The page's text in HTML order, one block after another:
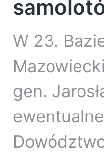
W 23.
gen.